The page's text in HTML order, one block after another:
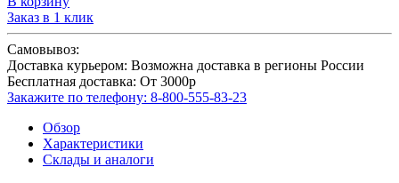
Заказ в 1 клик
Самовывоз:
Доставка курьером: Возможна доставка в регионы России
Бесплатная доставка: От 3000р
Закажите по телефону: 8-800-555-83-23
Обзор
Характеристики
Склады и аналоги